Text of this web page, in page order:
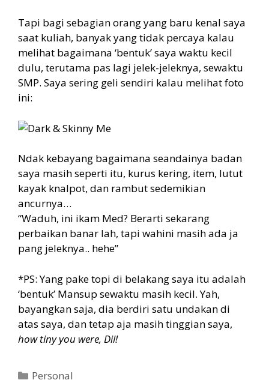
Tapi bagi sebagian orang yang baru kenal saya
saat kuliah, banyak yang tidak percaya kalau
melihat bagaimana ‘bentuk’ saya waktu kecil
dulu, terutama pas lagi jelek-jeleknya, sewaktu
SMP. Saya sering geli sendiri kalau melihat foto
ini:
Ndak kebayang bagaimana seandainya badan
saya masih seperti itu, kurus kering, item, lutut
kayak knalpot, dan rambut sedemikian
ancurnya…
“Waduh, ini ikam Med? Berarti sekarang
perbaikan banar lah, tapi wahini masih ada ja
pang jeleknya.. hehe”
*PS: Yang pake topi di belakang saya itu adalah
‘bentuk’ Mansup sewaktu masih kecil. Yah,
bayangkan saja, dia berdiri satu undakan di
atas saya, dan tetap aja masih tinggian saya,
how tiny you were, Dil!
Categories
Personal